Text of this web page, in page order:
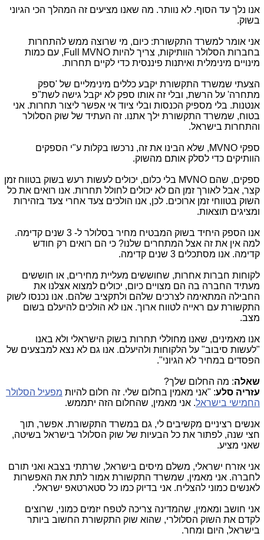
אנו נלך עד הסוף. לא נוותר. מה שאנו מציעים זה המהלך הכי הגיוני
בשוק.
אני אומר למשרד התקשורת: כיום, מי שרוצה ממש להתחרות
בחברות הסלולר הוותיקות, צריך להיות Full MVNO, עם כמות
מינויים מינימלית ואיתנות פיננסית כדי לקיים תחרות.
הצעתי שמשרד התקשורת יקבע כללים מינימליים של 'ספק
מתחרה' על הרשת, ובלי זה אותו ספק לא יקבל גישה לשת"פ
אנטנות. בלי מספיק הכנסות ובלי ציוד אי אפשר ליצור תחרות. אני
בטוח, שמשרד התקשורת ילך אתנו. זה העתיד של שוק הסלולר
והתחרות בישראל.
ספקי MVNO, שלא הבינו את זה, נרכשו בקלות ע"י הספקים
הוותיקים כדי לסלק אותם מהשוק.
ספקים, שהם MVNO בלי כלום, יכולים לעשות רעש בשוק בטווח זמן
קצר, אבל לאורך זמן הם לא יכולים לחולל תחרות. אנו רואים את כל
השוק בטווחי זמן ארוכים. לכן, אנו הולכים צעד אחרי צעד בזהירות
ומציגים תוצאות.
אנו הספק היחיד בשוק המבטיח מחיר בסלולר ל- 3 שנים קדימה.
למה אין את זה אצל המתחרים שלנו? כי הם רואים רק חודש
קדימה. אנו מסתכלים 3 שנים קדימה.
לקוחות חברות אחרות, שחוששים מעליית מחירים, או חוששים
מעתיד החברה בה הם מצויים כיום, יכולים למצוא אצלנו את
החבילה המתאימה לצרכים שלהם ולתקציב שלהם. אנו נכנסו לשוק
התקשורת עם ראייה לטווח ארוך. אנו לא הולכים להיעלם בשום
מצב.
אנו מאמינים, שאנו מחוללי תחרות בשוק הישראלי ולא באנו
"לעשות סיבוב" על הלקוחות ולהיעלם. אנו גם לא נצא למבצעים של
הפסדים במחיר לא הגיוני".
שאלה: מה החלום שלך?
עזריה סלע: "אני מאמין בחלום שלי. זה חלום להיות מפעיל הסלולר
החמישי בישראל. אני מאמין, שהחלום הזה יתממש.
אנשים רציניים מקשיבים לי, גם במשרד התקשורת. אפשר, תוך
חצי שנה, לפתור את כל הבעיות של שוק הסלולר בישראל בשיטה,
שאני מציע.
אני אזרח ישראלי, משלם מיסים בישראל, שרתתי בצבא ואני תורם
לחברה. אני מאמין, שמשרד התקשורת אמור לתת את האפשרות
לאנשים כמוני להצליח. אני בדיוק כמו כל סטארטאפ ישראלי.
אני חושב ומאמין, שהמדינה צריכה לטפח יזמים כמוני, שרוצים
לקדם את השוק הסלולרי, שהוא שוק התקשורת החשוב ביותר
בישראל, היום ומחר.